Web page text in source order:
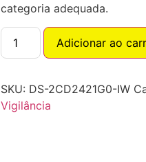
categoria adequada.
Adicionar ao
SKU: DS-2CD2421G0-IW
Vigilância